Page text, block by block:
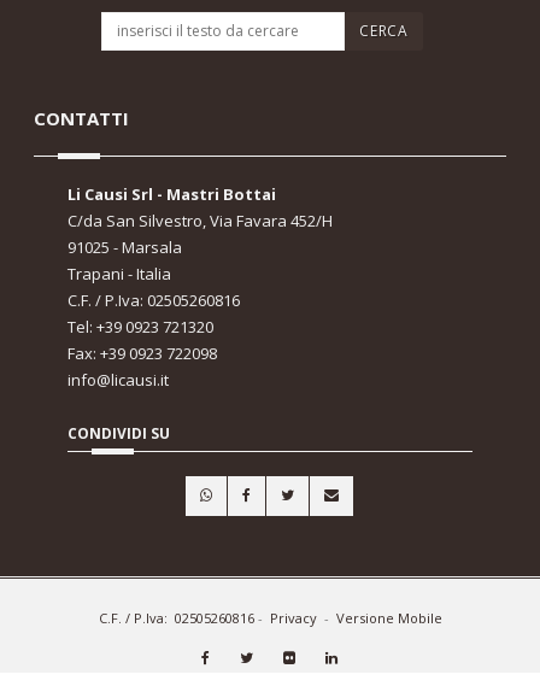
CONTATTI
Li Causi Srl - Mastri Bottai
C/da San Silvestro, Via Favara 452/H
91025 - Marsala
Trapani - Italia
C.F. / P.Iva: 02505260816
Tel: +39 0923 721320
Fax: +39 0923 722098
info@licausi.it
CONDIVIDI SU
C.F. / P.Iva: 02505260816- Privacy - Versione Mobile